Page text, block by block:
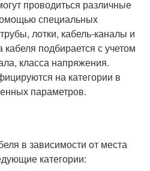
проводиться различные
специальных
лотки, кабель-каналы и
подбирается с учетом
класса напряжения.
на категории в
параметров.
в зависимости от места
категории: